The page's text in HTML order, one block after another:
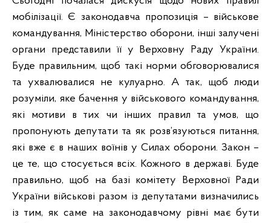
мобілізації. Є законодавча пропозиція – військове
командування, Міністерство оборони, інші залучені
органи представили її у Верховну Раду України.
Буде правильним, щоб такі норми обговорювалися
та ухвалювалися не кулуарно. А так, щоб люди
розуміли, яке бачення у військового командування,
які мотиви в тих чи інших правил та умов, що
пропонують депутати та як розв’язуються питання,
які вже є в наших воїнів у Силах оборони. Закон –
це те, що стосується всіх. Кожного в державі. Буде
правильно, щоб на базі комітету Верховної Ради
України військові разом із депутатами визначились
із тим, як саме на законодавчому рівні має бути